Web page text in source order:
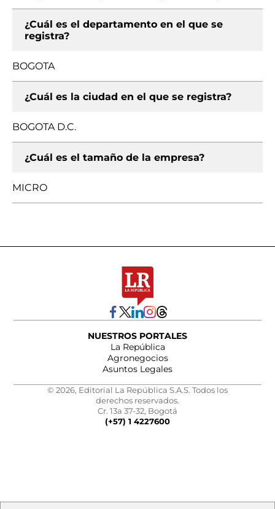
¿Cuál es el departamento en el que se
registra?
BOGOTA
¿Cuál es la ciudad en el que se registra?
BOGOTA D.C.
¿Cuál es el tamaño de la empresa?
MICRO
NUESTROS PORTALES
La República
Agronegocios
Asuntos Legales
© 2026, Editorial La República S.A.S. Todos los
derechos reservados.
Cr. 13a 37-32, Bogotá
(+57) 1 4227600